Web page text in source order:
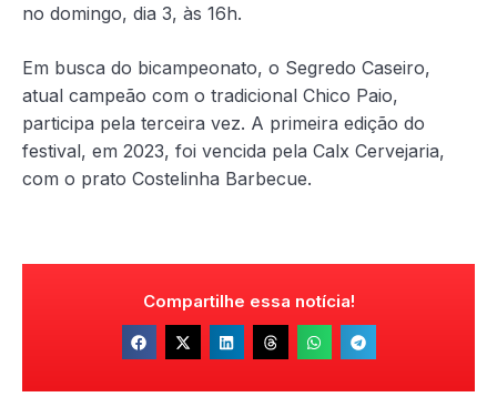
no domingo, dia 3, às 16h.
Em busca do bicampeonato, o Segredo Caseiro,
atual campeão com o tradicional Chico Paio,
participa pela terceira vez. A primeira edição do
festival, em 2023, foi vencida pela Calx Cervejaria,
com o prato Costelinha Barbecue.
Compartilhe essa notícia!